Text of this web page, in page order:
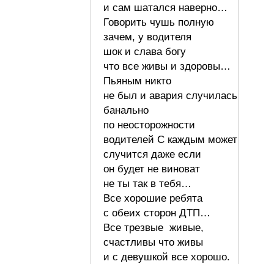
и сам шатался наверно…
Говорить чушь полную
зачем, у водителя
шок и слава богу
что все живы и здоровы…
Пьяным никто
не был и авария случилась
банально
по неосторожности
водителей С каждым может
случится даже если
он будет не виноват
не ты так в тебя…
Все хорошие ребята
с обеих сторон ДТП…
Все трезвые живые,
счастливы что живы
и с девушкой все хорошо.